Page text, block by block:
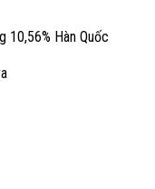
10,56% Hàn Quốc